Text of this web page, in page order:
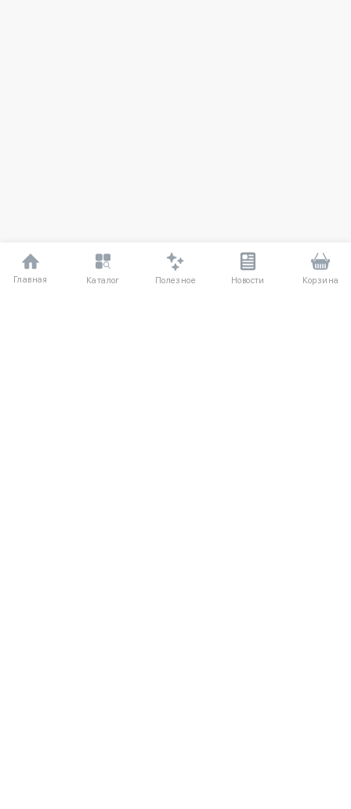
Главная Каталог Полезное Новости Корзина